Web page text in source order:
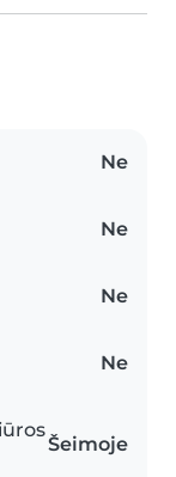
Ne
Ne
Ne
Ne
Šeimoje